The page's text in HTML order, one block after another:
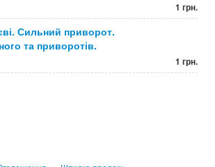
1 грн.
Сильний приворот.
та приворотів.
1 грн.